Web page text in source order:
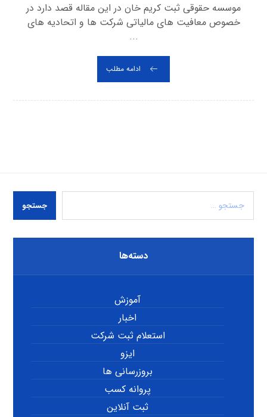
موسسه حقوقی ثبت کریم خان در این مقاله قصد دارد در
خصوص معافیت های مالیاتی شرکت ها و اتحادیه های
...
ادامه مطلب
جستجو
دسته‌ها
آموزش
اخبار
استعلام ثبت شرکت
ایزو
بروزرسانی ها
پروانه کسب
ثبت آنلاین